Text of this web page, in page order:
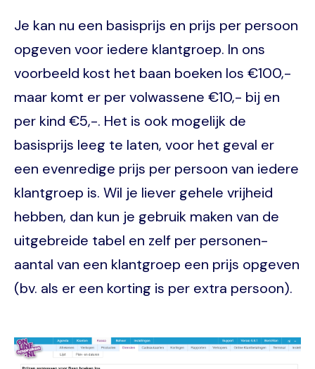
Je kan nu een basisprijs en prijs per persoon
opgeven voor iedere klantgroep. In ons
voorbeeld kost het baan boeken los €100,-
maar komt er per volwassene €10,- bij en
per kind €5,-. Het is ook mogelijk de
basisprijs leeg te laten, voor het geval er
een evenredige prijs per persoon van iedere
klantgroep is. Wil je liever gehele vrijheid
hebben, dan kun je gebruik maken van de
uitgebreide tabel en zelf per personen-
aantal van een klantgroep een prijs opgeven
(bv. als er een korting is per extra persoon).
Image